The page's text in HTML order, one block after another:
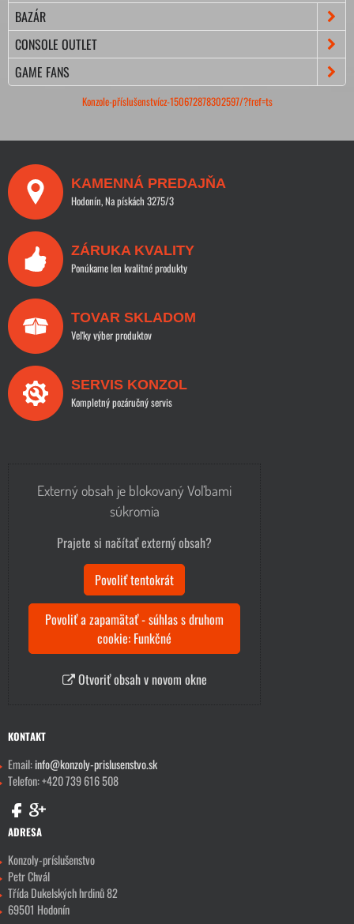
BAZÁR
CONSOLE OUTLET
GAME FANS
Konzole-příslušenstvícz-150672878302597/?fref=ts
KAMENNÁ PREDAJŇA
Hodonín, Na pískách 3275/3
ZÁRUKA KVALITY
Ponúkame len kvalitné produkty
TOVAR SKLADOM
Veľky výber produktov
SERVIS KONZOL
Kompletný pozáručný servis
Externý obsah je blokovaný Voľbami
súkromia
Prajete si načítať externý obsah?
Povoliť tentokrát
Povoliť a zapamätať - súhlas s druhom
cookie: Funkčné
Otvoriť obsah v novom okne
KONTAKT
Email:info@konzoly-prislusenstvo.sk
Telefon: +420 739 616 508
ADRESA
Konzoly-príslušenstvo
Petr Chvál
Třída Dukelských hrdinů 82
69501 Hodonín